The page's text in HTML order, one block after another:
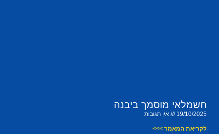
חשמלאי מוסמך ביבנה
19/10/2025 אין תגובות
לקריאת המאמר >>>